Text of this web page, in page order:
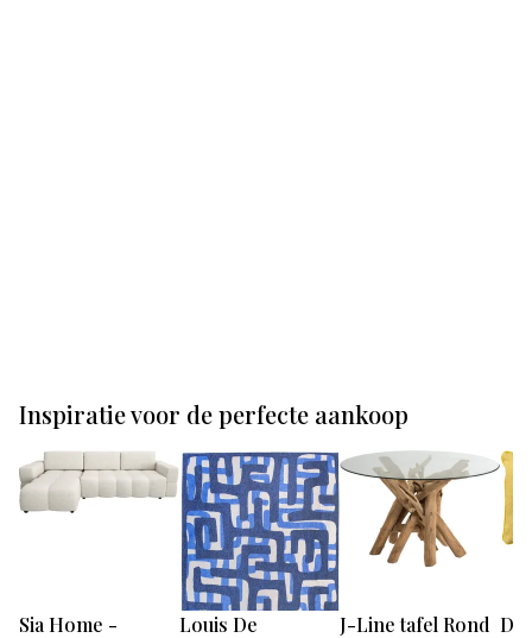
Inspiratie voor de perfecte aankoop
Sia Home -
Louis De
J-Line tafel Rond